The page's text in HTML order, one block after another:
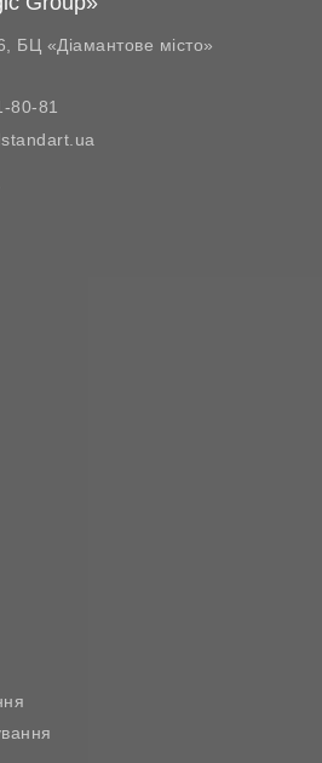
БЦ «Діамантове місто»
80-81